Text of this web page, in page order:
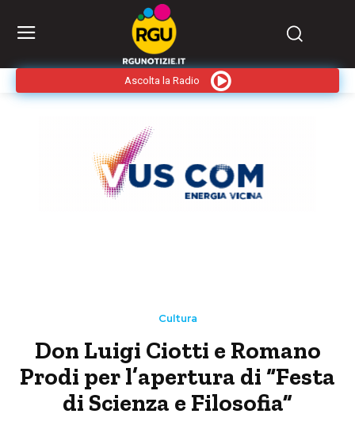
Ascolta la Radio
Cultura
Don Luigi Ciotti e Romano
Prodi per l’apertura di “Festa
di Scienza e Filosofia”